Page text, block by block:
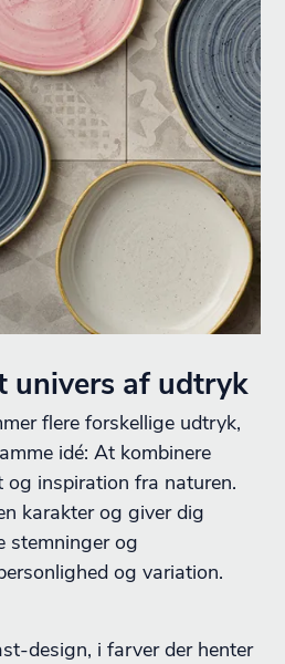
univers af udtryk
flere forskellige udtryk,
idé: At kombinere
inspiration fra naturen.
karakter og giver dig
stemninger og
og variation.
design, i farver der henter